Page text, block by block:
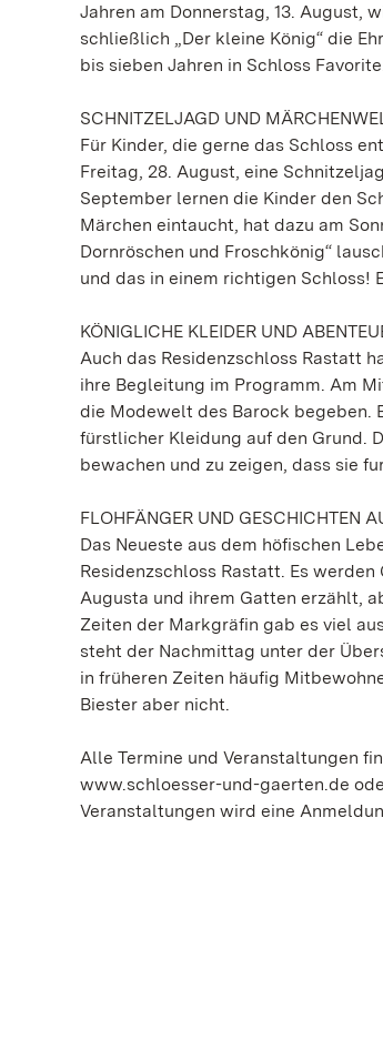
Jahren am Donnerstag, 13. August,
schließlich „Der kleine König“ die
bis sieben Jahren in Schloss
SCHNITZELJAGD UND
Für Kinder, die gerne das Schloss
Freitag, 28. August, eine
September lernen die Kinder den
Märchen eintaucht, hat dazu am
Dornröschen und Froschkönig“
und das in einem richtigen Schloss!
KÖNIGLICHE KLEIDER UND
Auch das Residenzschloss Rastatt
ihre Begleitung im Programm. Am
die Modewelt des Barock begeben.
fürstlicher Kleidung auf den Grund.
bewachen und zu zeigen, dass sie
FLOHFÄNGER UND GESCHICHTEN
Das Neueste aus dem höfischen
Residenzschloss Rastatt. Es
Augusta und ihrem Gatten erzählt,
Zeiten der Markgräfin gab es viel
steht der Nachmittag unter der
in früheren Zeiten häufig
Biester aber nicht.
Alle Termine und Veranstaltungen
www.schloesser-und-gaerten.de
Veranstaltungen wird eine